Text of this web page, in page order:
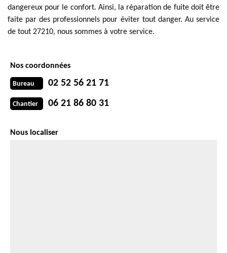
dangereux pour le confort. Ainsi, la réparation de fuite doit être
faite par des professionnels pour éviter tout danger. Au service
de tout 27210, nous sommes à votre service.
Nos coordonnées
Bureau 02 52 56 21 71
Chantier 06 21 86 80 31
Nous localiser